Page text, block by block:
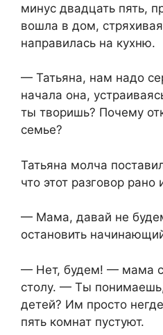
минус двадцать пять,
вошла в дом, стряхивая
направилась на кухню.
— Татьяна, нам надо
начала она,
ты творишь? Почему
семье?
Татьяна молча
что этот разговор рано
— Мама, давай не
остановить
— Нет, будем! — мама
столу. — Ты
детей? Им просто
пять комнат пустуют.